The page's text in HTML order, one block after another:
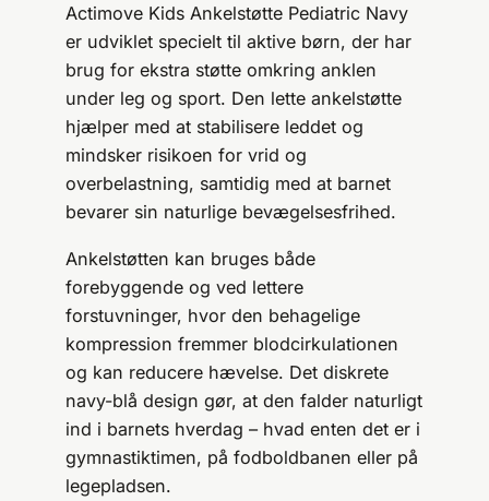
Actimove Kids Ankelstøtte Pediatric Navy
er udviklet specielt til aktive børn, der har
brug for ekstra støtte omkring anklen
under leg og sport. Den lette ankelstøtte
hjælper med at stabilisere leddet og
mindsker risikoen for vrid og
overbelastning, samtidig med at barnet
bevarer sin naturlige bevægelsesfrihed.
Ankelstøtten kan bruges både
forebyggende og ved lettere
forstuvninger, hvor den behagelige
kompression fremmer blodcirkulationen
og kan reducere hævelse. Det diskrete
navy-blå design gør, at den falder naturligt
ind i barnets hverdag – hvad enten det er i
gymnastiktimen, på fodboldbanen eller på
legepladsen.